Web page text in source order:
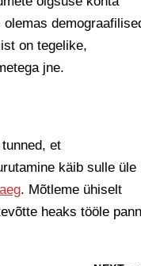
on tegelike,
jne.
et
käib sulle üle
. Mõtleme ühiselt
heaks tööle